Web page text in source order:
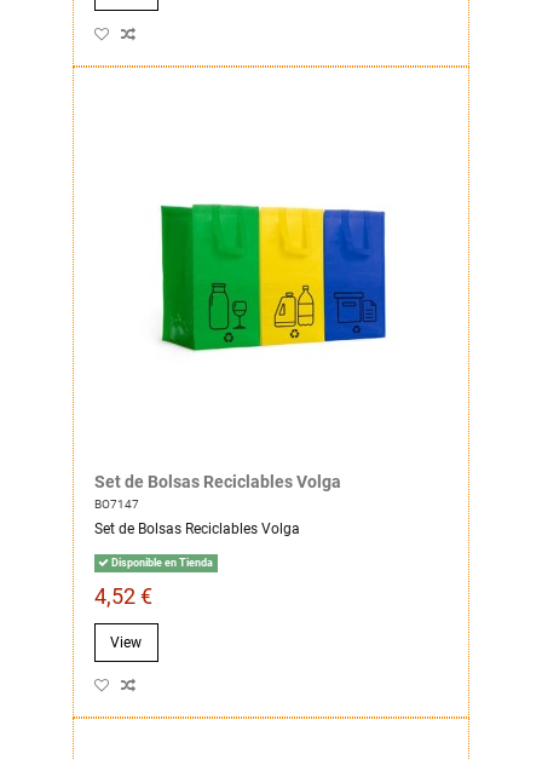
Set de Bolsas Reciclables Volga
BO7147
Set de Bolsas Reciclables Volga
Disponible en Tienda
4,52 €
View